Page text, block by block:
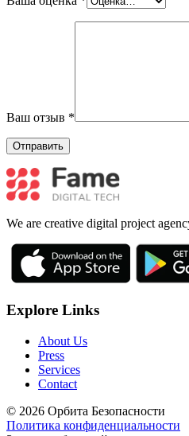
Ваш отзыв *
We are creative digital project
Explore Links
About Us
Press
Services
Contact
© 2026 Орбита Безопасности
Политика конфиденциальности